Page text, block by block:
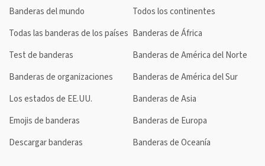
Banderas del mundo
Todas las banderas de los países
Test de banderas
Banderas de organizaciones
Los estados de EE.UU.
Emojis de banderas
Descargar banderas
Todos los continentes
Banderas de África
Banderas de América del Norte
Banderas de América del Sur
Banderas de Asia
Banderas de Europa
Banderas de Oceanía